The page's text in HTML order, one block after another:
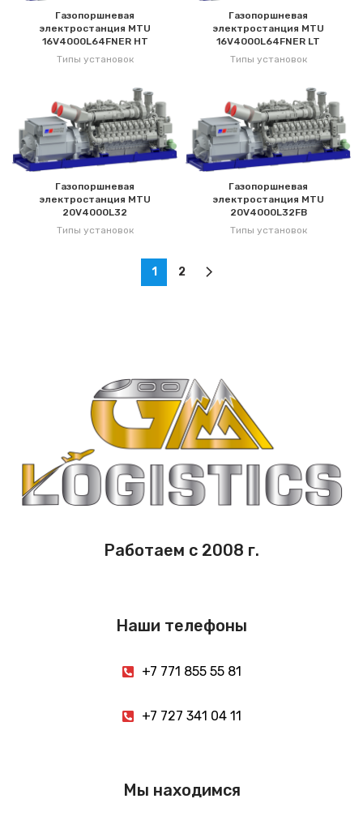
Газопоршневая
электростанция MTU
16V4000L64FNER HT
Типы установок
Газопоршневая
электростанция MTU
16V4000L64FNER LT
Типы установок
Газопоршневая
электростанция MTU
20V4000L32
Типы установок
Газопоршневая
электростанция MTU
20V4000L32FB
Типы установок
1 2
Работаем с 2008 г.
Наши телефоны
+7 771 855 55 81
+7 727 341 04 11
Мы находимся